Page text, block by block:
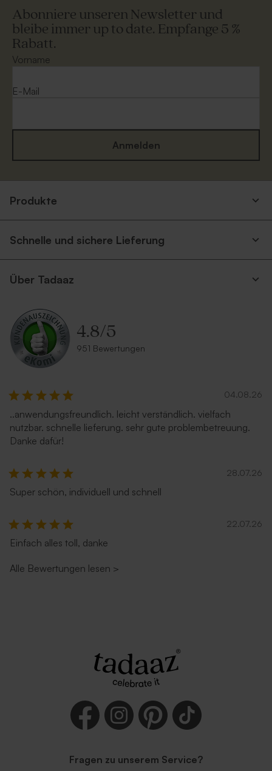
Abonniere unseren Newsletter und
bleibe immer up to date. Empfange 5 %
Rabatt.
Vorname
E-Mail
Anmelden
Produkte
Schnelle und sichere Lieferung
Über Tadaaz
4.8/5
951 Bewertungen
04.08.26
..anwendungsfreundlich. leicht verständlich. vielfach
nutzbar. schnelle lieferung. sehr gute problembetreuung.
Danke dafür!
28.07.26
Super schön, individuell und schnell
22.07.26
Einfach alles toll, danke
Alle Bewertungen lesen >
Fragen zu unserem Service?